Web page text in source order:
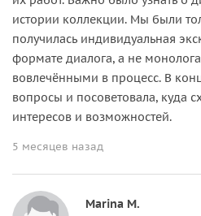
истории коллекции. Мы были
получилась индивидуальная
формате диалога, а не
вовлечёнными в процесс. В
вопросы и посоветовала, куда
интересов и возможностей.
5 месяцев назад
Marina M.